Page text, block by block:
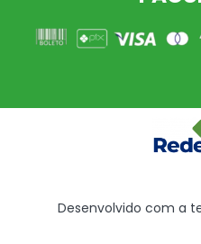
Desenvolvido com a